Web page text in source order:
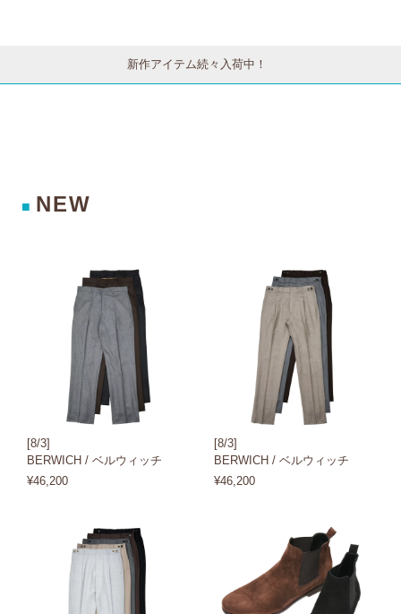
新作アイテム続々入荷中！
■ NEW
[8/3]
BERWICH / ベルウィッチ
¥46,200
[8/3]
BERWICH / ベルウィッチ
¥46,200